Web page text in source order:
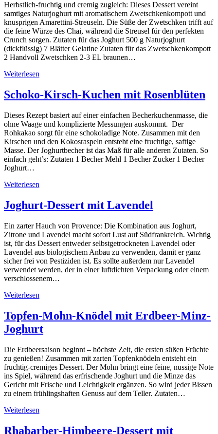
Herbstlich-fruchtig und cremig zugleich: Dieses Dessert vereint
samtiges Naturjoghurt mit aromatischem Zwetschkenkompott und
knusprigen Amarettini-Streuseln. Die Süße der Zwetschken trifft auf
die feine Würze des Chai, während die Streusel für den perfekten
Crunch sorgen. Zutaten für das Joghurt 500 g Naturjoghurt
(dickflüssig) 7 Blätter Gelatine Zutaten für das Zwetschkenkompott
2 Handvoll Zwetschken 2-3 EL braunen…
Weiterlesen
Schoko-Kirsch-Kuchen mit Rosenblüten
Dieses Rezept basiert auf einer einfachen Becherkuchenmasse, die
ohne Waage und komplizierte Messungen auskommt. Der
Rohkakao sorgt für eine schokoladige Note. Zusammen mit den
Kirschen und den Kokosraspeln entsteht eine fruchtige, saftige
Masse. Der Joghurtbecher ist das Maß für alle anderen Zutaten. So
einfach geht’s: Zutaten 1 Becher Mehl 1 Becher Zucker 1 Becher
Joghurt…
Weiterlesen
Joghurt-Dessert mit Lavendel
Ein zarter Hauch von Provence: Die Kombination aus Joghurt,
Zitrone und Lavendel macht sofort Lust auf Südfrankreich. Wichtig
ist, für das Dessert entweder selbstgetrockneten Lavendel oder
Lavendel aus biologischem Anbau zu verwenden, damit er ganz
sicher frei von Pestiziden ist. Es sollte außerdem nur Lavendel
verwendet werden, der in einer luftdichten Verpackung oder einem
verschlossenem…
Weiterlesen
Topfen-Mohn-Knödel mit Erdbeer-Minz-
Joghurt
Die Erdbeersaison beginnt – höchste Zeit, die ersten süßen Früchte
zu genießen! Zusammen mit zarten Topfenknödeln entsteht ein
fruchtig-cremiges Dessert. Der Mohn bringt eine feine, nussige Note
ins Spiel, während das erfrischende Joghurt und die Minze das
Gericht mit Frische und Leichtigkeit ergänzen. So wird jeder Bissen
zu einem frühlingshaften Genuss auf dem Teller. Zutaten…
Weiterlesen
Rhabarber-Himbeere-Dessert mit